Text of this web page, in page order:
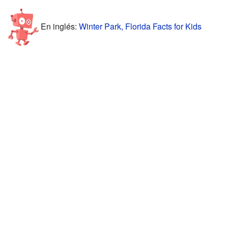
En inglés: Winter Park, Florida Facts for Kids